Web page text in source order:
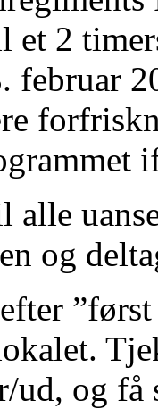
et 2
februar
alle
og
ud, og få